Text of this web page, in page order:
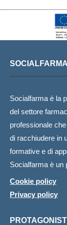
SOCIALFARMA
Socialfarma è la
del settore
professionale
di racchiudere in
formative e di
Socialfarma è un
Cookie policy
Privacy policy
PROTAGONISTI